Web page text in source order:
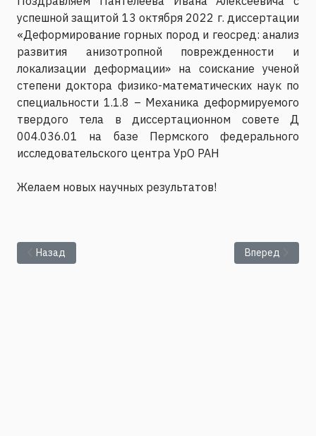
успешной защитой 13 октября 2022 г. диссертации
«Деформирование горных пород и геосред: анализ
развития анизотропной поврежденности и
локализации деформации» на соискание ученой
степени доктора физико-математических наук по
специальности 1.1.8 – Механика деформируемого
твердого тела в диссертационном совете Д
004.036.01 на базе Пермского федерального
исследовательского центра УрО РАН
Желаем новых научных результатов!
Предыдущий: На международной конференции
Назад Следующий:
Вперед